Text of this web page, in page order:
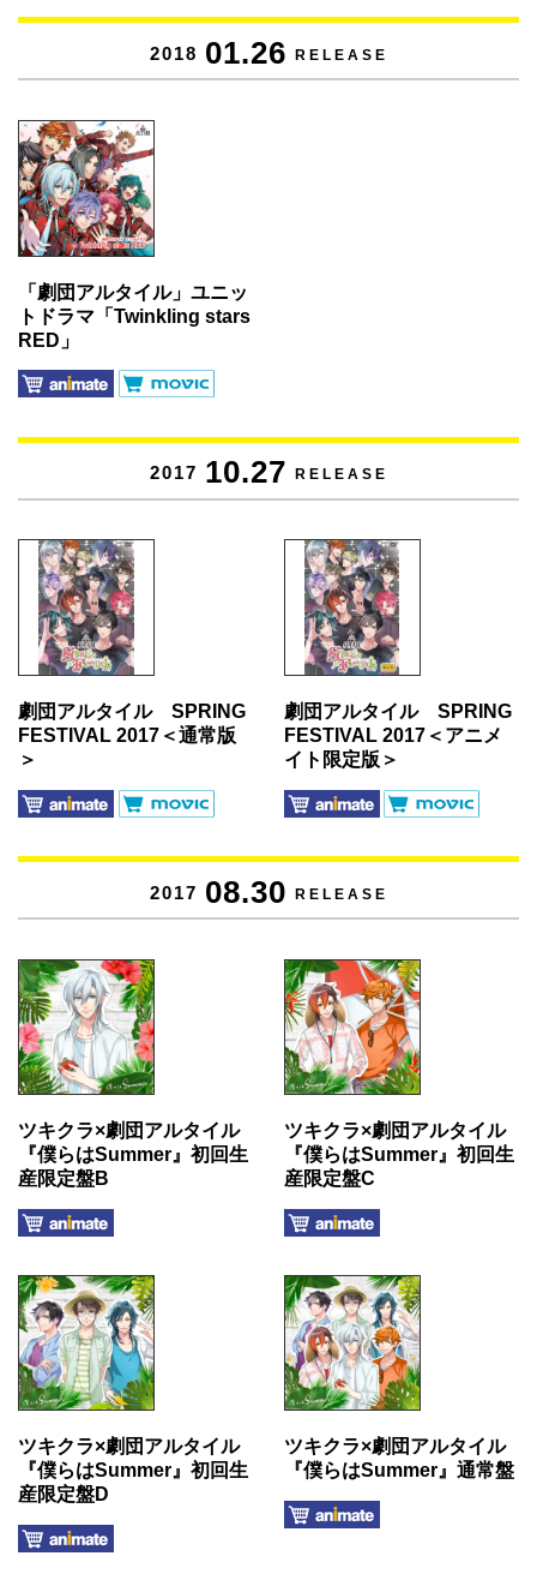
2018 01.26 RELEASE
「劇団アルタイル」ユニッ
トドラマ「Twinkling stars
RED」
2017 10.27 RELEASE
劇団アルタイル SPRING
FESTIVAL 2017＜通常版
＞
劇団アルタイル SPRING
FESTIVAL 2017＜アニメ
イト限定版＞
2017 08.30 RELEASE
ツキクラ×劇団アルタイル
『僕らはSummer』初回生
産限定盤B
ツキクラ×劇団アルタイル
『僕らはSummer』初回生
産限定盤C
ツキクラ×劇団アルタイル
『僕らはSummer』初回生
産限定盤D
ツキクラ×劇団アルタイル
『僕らはSummer』通常盤